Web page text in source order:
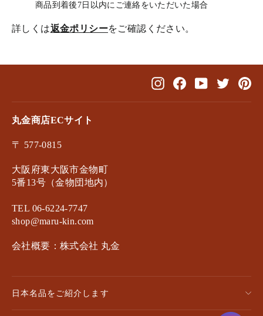
商品到着後7日以内にご連絡をいただいた場合
詳しくは返金ポリシーをご確認ください。
InstagramFacebookYouTubeTwitter
丸金商店ECサイト
〒 577-0815
大阪府東大阪市金物町
5番13号（金物団地内）
TEL 06-6224-7747
shop@maru-kin.com
会社概要：株式会社 丸金
日本名品をご紹介します